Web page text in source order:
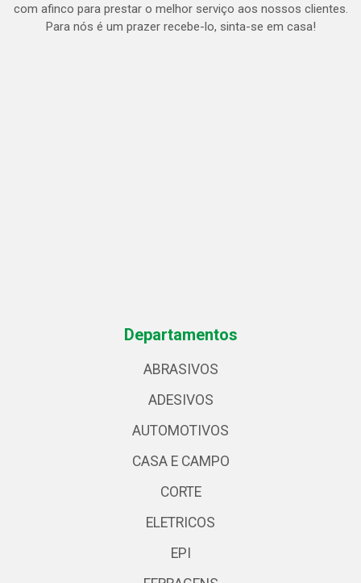
com afinco para prestar o melhor serviço aos nossos clientes.
Para nós é um prazer recebe-lo, sinta-se em casa!
Departamentos
ABRASIVOS
ADESIVOS
AUTOMOTIVOS
CASA E CAMPO
CORTE
ELETRICOS
EPI